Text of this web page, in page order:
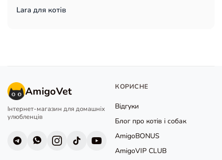
Lara для котів
AmigoVet
Інтернет-магазин для домашніх
улюбленців
КОРИСНЕ
Відгуки
Блог про котів і собак
AmigoBONUS
AmigoVIP CLUB